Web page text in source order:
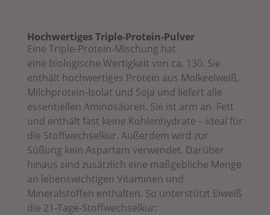
Hochwertiges Triple-Protein-Pulver
Eine Triple-Protein-Mischung hat
eine biologische Wertigkeit von ca. 130. Sie
enthält hochwertiges Protein aus Molkeeiweiß,
Milchprotein-Isolat und Soja und liefert alle
essentiellen Aminosäuren. Sie ist arm an Fett
und enthält fast keine Kohlenhydrate – ideal für
die Stoffwechselkur. Außerdem wird zur
Süßung kein Aspartam verwendet. Darüber
hinaus sind zusätzlich eine maßgebliche Menge
an lebenswichtigen Vitaminen und
Mineralstoffen enthalten. So unterstützt Eiweiß
die 21-Tage-Stoffwechselkur: